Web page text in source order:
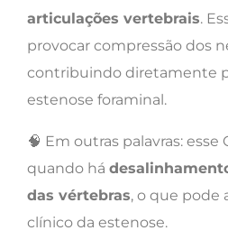
articulações vertebrais.
provocar compressão dos
contribuindo diretamente
estenose foraminal.
🧠 Em outras palavras: esse
quando há
das vértebras, o que pode
clínico da estenose.